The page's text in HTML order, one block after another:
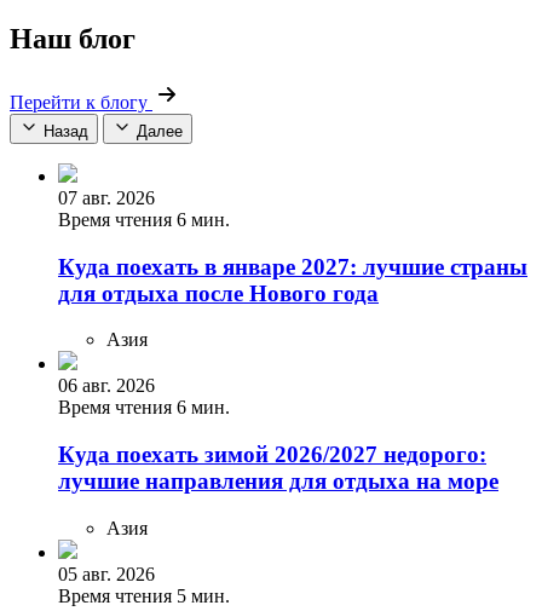
Наш блог
Перейти к блогу
Назад Далее
07 авг. 2026
Время чтения 6 мин.
Куда поехать в январе 2027: лучшие страны
для отдыха после Нового года
Азия
06 авг. 2026
Время чтения 6 мин.
Куда поехать зимой 2026/2027 недорого:
лучшие направления для отдыха на море
Азия
05 авг. 2026
Время чтения 5 мин.